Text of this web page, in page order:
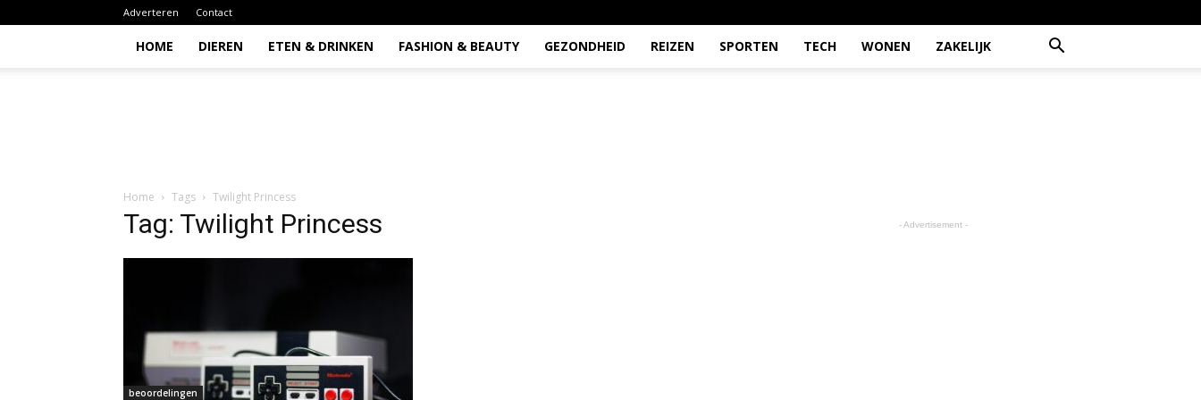
Adverteren Contact
HOME DIEREN ETEN & DRINKEN FASHION & BEAUTY GEZONDHEID REIZEN SPORTEN TECH WONEN ZAKELIJK
Home Tags Twilight Princess
Tag: Twilight Princess
beoordelingen
- Advertisement -